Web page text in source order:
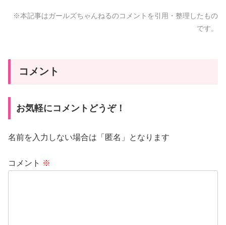
※本記事はガールズちゃんねるのコメントを引用・整理したもの
です。
コメント
お気軽にコメントどうぞ！
名前を入力しない場合は「匿名」となります
コメント ※